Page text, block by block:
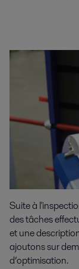
Suite à
des tâches
et une
ajoutons sur
d’optimisation.